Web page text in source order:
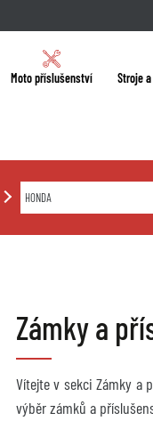
Moto příslušenství Stroje
Zámky a
Vítejte v sekci Zámky a
výběr zámků a